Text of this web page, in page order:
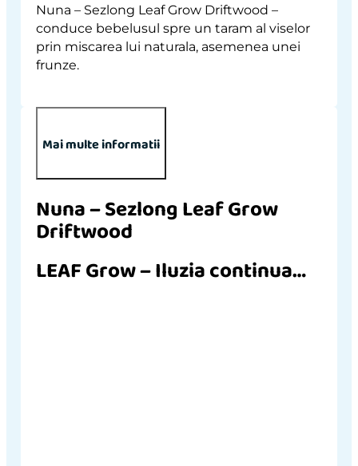
Nuna – Sezlong Leaf Grow Driftwood –
conduce bebelusul spre un taram al viselor
prin miscarea lui naturala, asemenea unei
frunze.
Mai multe informatii
Nuna – Sezlong Leaf Grow
Driftwood
LEAF Grow – Iluzia continua…